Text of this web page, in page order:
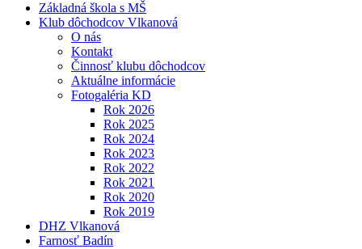
Základná škola s MŠ
Klub dôchodcov Vlkanová
O nás
Kontakt
Činnosť klubu dôchodcov
Aktuálne informácie
Fotogaléria KD
Rok 2026
Rok 2025
Rok 2024
Rok 2023
Rok 2022
Rok 2021
Rok 2020
Rok 2019
DHZ Vlkanová
Farnosť Badín